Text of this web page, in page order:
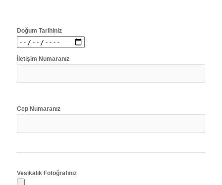
Doğum Tarihiniz
İletişim Numaranız
Cep Numaranız
Vesikalık Fotoğrafınız